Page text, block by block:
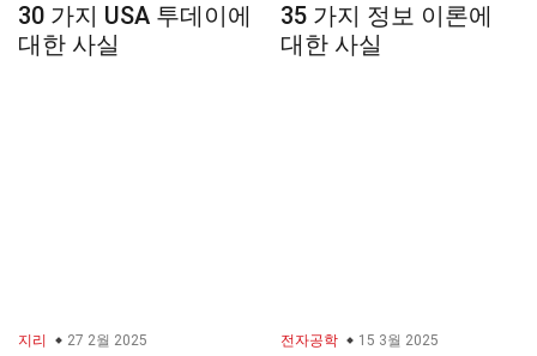
30 가지 USA 투데이에
대한 사실
35 가지 정보 이론에
대한 사실
지리 27 2월 2025 전자공학 15 3월 2025